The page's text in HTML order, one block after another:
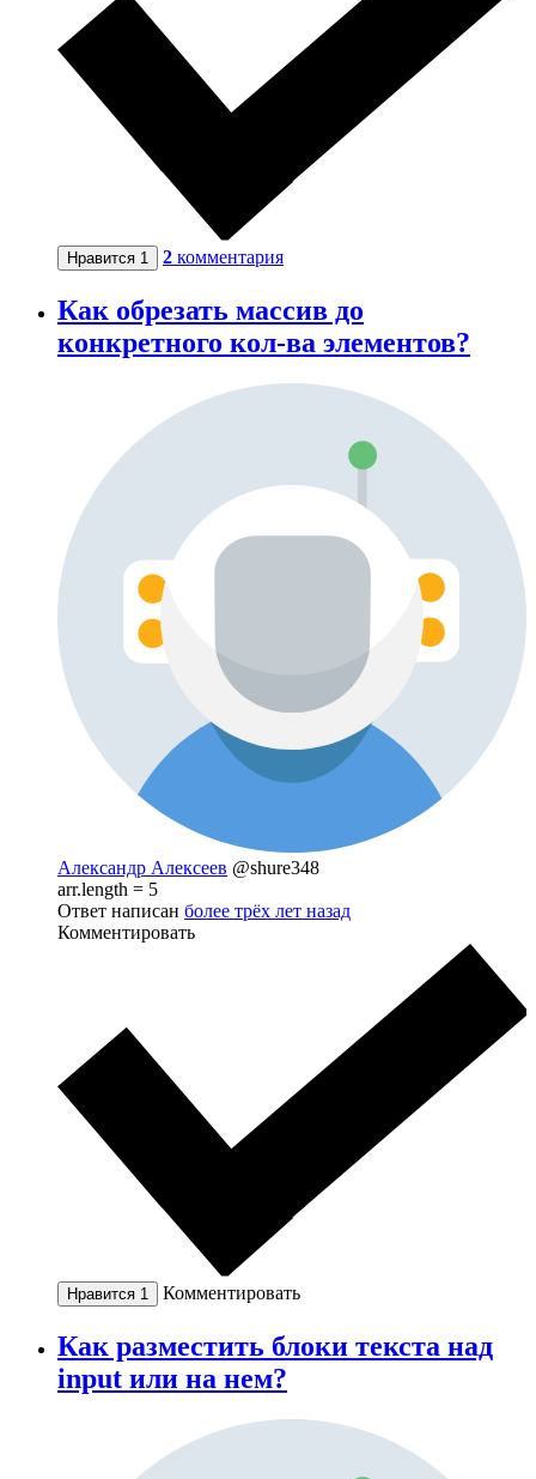
Нравится 1 2 комментария
Как обрезать массив до
конкретного кол-ва элементов?
Александр Алексеев @shure348
arr.length = 5
Ответ написан более трёх лет назад
Комментировать
Нравится 1 Комментировать
Как разместить блоки текста над
input или на нем?